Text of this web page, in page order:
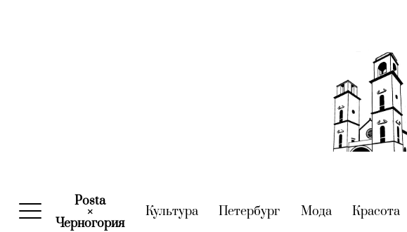
Posta
×
Черногория(current)
Культура(current)
Петербург (current)
Мода(current)
Красота